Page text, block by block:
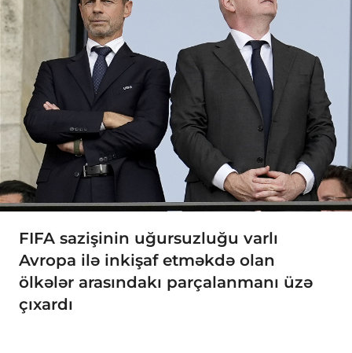
FIFA sazişinin uğursuzluğu varlı
Avropa ilə inkişaf etməkdə olan
ölkələr arasındakı parçalanmanı üzə
çıxardı